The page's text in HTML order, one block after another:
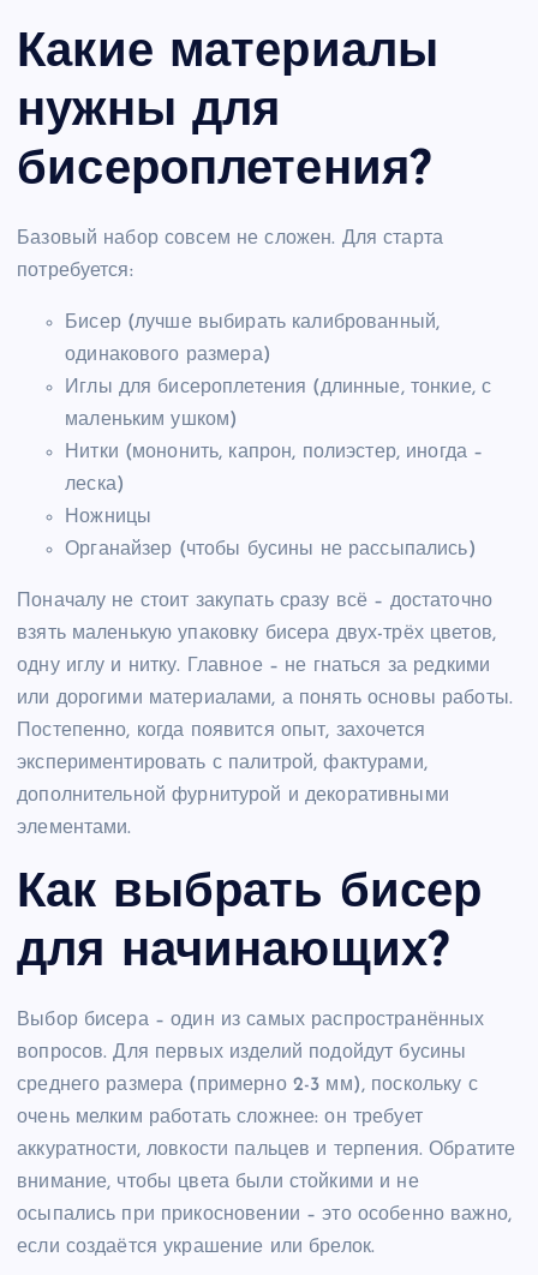
Какие материалы
нужны для
бисероплетения?
Базовый набор совсем не сложен. Для старта
потребуется:
Бисер (лучше выбирать калиброванный,
одинакового размера)
Иглы для бисероплетения (длинные, тонкие, с
маленьким ушком)
Нитки (мононить, капрон, полиэстер, иногда –
леска)
Ножницы
Органайзер (чтобы бусины не рассыпались)
Поначалу не стоит закупать сразу всё – достаточно
взять маленькую упаковку бисера двух-трёх цветов,
одну иглу и нитку. Главное – не гнаться за редкими
или дорогими материалами, а понять основы работы.
Постепенно, когда появится опыт, захочется
экспериментировать с палитрой, фактурами,
дополнительной фурнитурой и декоративными
элементами.
Как выбрать бисер
для начинающих?
Выбор бисера – один из самых распространённых
вопросов. Для первых изделий подойдут бусины
среднего размера (примерно 2-3 мм), поскольку с
очень мелким работать сложнее: он требует
аккуратности, ловкости пальцев и терпения. Обратите
внимание, чтобы цвета были стойкими и не
осыпались при прикосновении – это особенно важно,
если создаётся украшение или брелок.